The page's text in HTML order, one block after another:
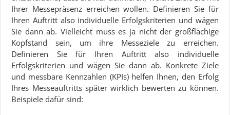
Ihrer Messepräsenz erreichen wollen. Definieren Sie für
Ihren Auftritt also individuelle Erfolgskriterien und wägen
Sie dann ab. Vielleicht muss es ja nicht der großflächige
Kopfstand sein, um ihre Messeziele zu erreichen.
Definieren Sie für Ihren Auftritt also individuelle
Erfolgskriterien und wägen Sie dann ab. Konkrete Ziele
und messbare Kennzahlen (KPIs) helfen Ihnen, den Erfolg
Ihres Messeauftritts später wirklich bewerten zu können.
Beispiele dafür sind: